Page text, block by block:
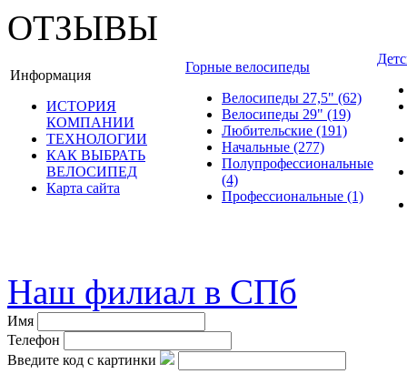
ОТЗЫВЫ
Информация
ИСТОРИЯ
КОМПАНИИ
ТЕХНОЛОГИИ
КАК ВЫБРАТЬ
ВЕЛОСИПЕД
Карта сайта
Горные велосипеды
Велосипеды 27,5" (62)
Велосипеды 29" (19)
Любительские (191)
Начальные (277)
Полупрофессиональные
(4)
Профессиональные (1)
Наш филиал в СПб
Имя
Телефон
Введите код с картинки